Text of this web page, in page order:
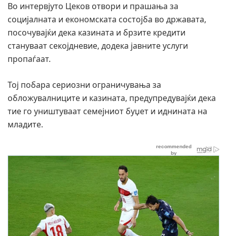
Во интервјуто Цеков отвори и прашања за
социјалната и економската состојба во државата,
посочувајќи дека казината и брзите кредити
стануваат секојдневие, додека јавните услуги
пропаѓаат.
Тој побара сериозни ограничувања за
обложувалниците и казината, предупредувајќи дека
тие го уништуваат семејниот буџет и иднината на
младите.